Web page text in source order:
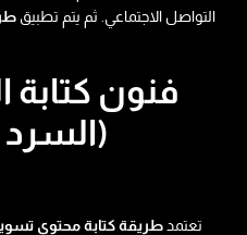
التواصل الاجتماعي. ثم يتم تطبيق
فنون كتابة
تعتمد طريقة كتابة محتوى